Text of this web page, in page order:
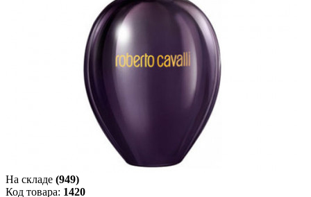
На складе (949)
Код товара: 1420